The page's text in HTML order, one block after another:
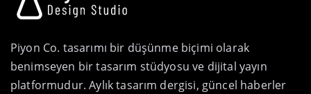
Piyon Co. tasarımı bir düşünme biçimi olarak
benimseyen bir tasarım stüdyosu ve dijital yayın
platformudur. Aylık tasarım dergisi, güncel haberler